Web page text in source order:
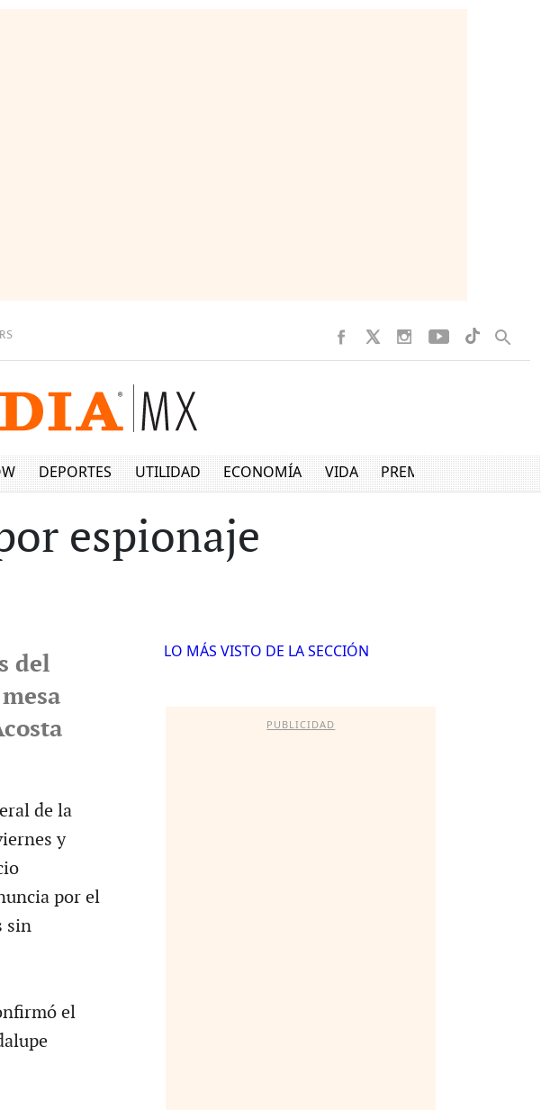
DEPORTES UTILIDAD ECONOMÍA VIDA PREMIUM
espionaje
del
de la
y
por el
sin
el
LO MÁS VISTO DE LA SECCIÓN
PUBLICIDAD